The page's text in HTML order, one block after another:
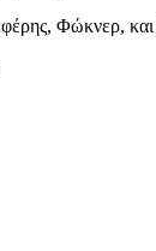
Φώκνερ,